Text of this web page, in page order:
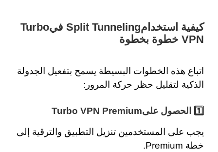
كيفية استخدامSplit Tunneling فيTurbo
VPN خطوة بخطوة
اتباع هذه الخطوات البسيطة يسمح بتفعيل الجدولة
الذكية لتقليل حظر حركة المرور:
1️⃣ الحصول علىTurbo VPN Premium
يجب على المستخدمين تنزيل التطبيق والترقية إلى
خطة Premium.